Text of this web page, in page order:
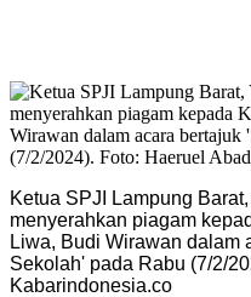
Ketua SPJI Lampung
menyerahkan piagam
Liwa, Budi Wirawan dalam
Sekolah' pada Rabu (7/2/
Kabarindonesia.co